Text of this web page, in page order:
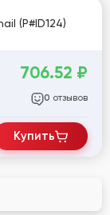
(P#ID124)
706.52 ₽
0 отзывов
Купить